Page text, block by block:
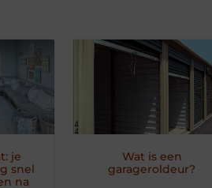
je
snel
na
Wat is een
garageroldeur?